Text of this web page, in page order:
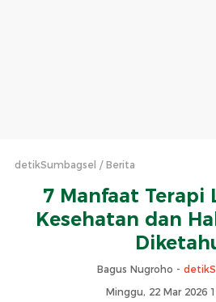
detikSumbagsel Berita
7 Manfaat Terapi
Kesehatan dan
Bagus Nugroho -
Minggu, 22 Mar 2026